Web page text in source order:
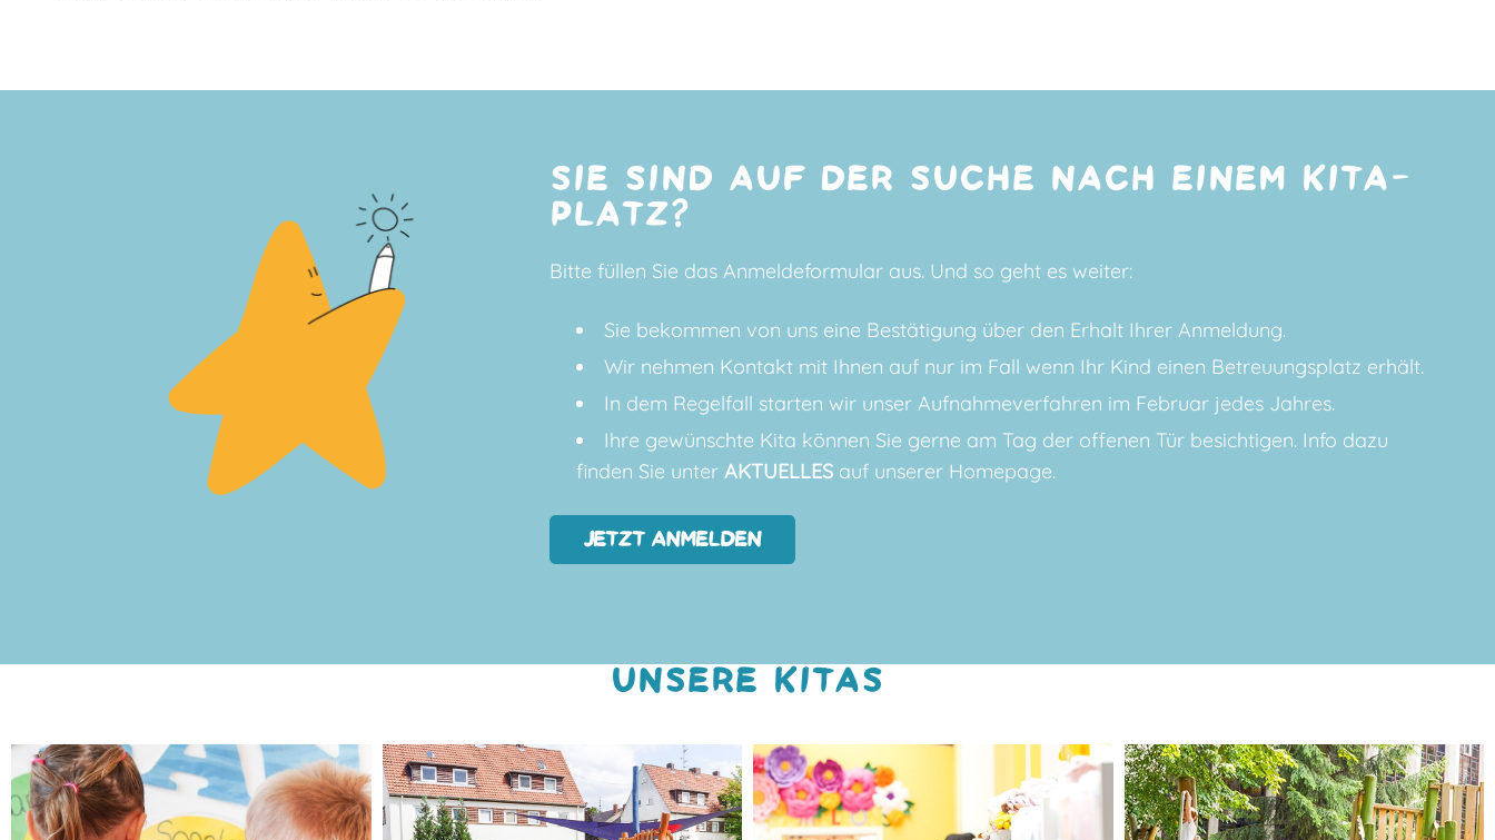
SIE SIND AUF DER SUCHE NACH EINEM KITA-
PLATZ?
Bitte füllen Sie dasAnmeldeformular aus. Und so geht es weiter:
Sie bekommen von uns eine Bestätigung über den Erhalt Ihrer Anmeldung.
Wir nehmen Kontakt mit Ihnen auf nur im Fall wenn Ihr Kind einen Betreuungsplatz erhält.
In dem Regelfall starten wir unser Aufnahmeverfahren im Februar jedes Jahres.
Ihre gewünschte Kita können Sie gerne am Tag der offenen Tür besichtigen. Info dazu
finden Sie unterAKTUELLES auf unserer Homepage.
JETZT ANMELDEN
UNSERE KITAS